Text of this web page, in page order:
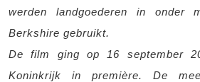
werden landgoederen in onder
Berkshire gebruikt.
De film ging op 16 september
Koninkrijk in première. De